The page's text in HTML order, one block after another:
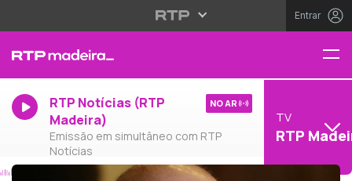
Entrar
RTP Notícias (RTP
Madeira)
Emissão em simultâneo com RTP
Notícias
NO AR
TV
RTP